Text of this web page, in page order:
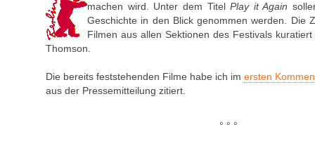
machen wird. Unter dem TitelPlay it Again
Geschichte in den Blick genommen werden. Die
Filmen aus allen Sektionen des Festivals
Thomson.
Die bereits feststehenden Filme habe ich im ersten
aus der Pressemitteilung zitiert.
° ° °